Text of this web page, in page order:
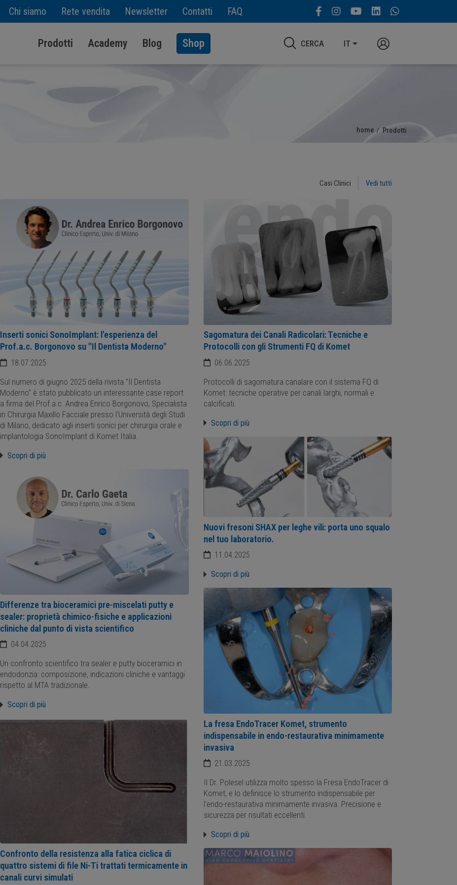
Chi siamo Rete vendita Newsletter Contatti FAQ
CERCA IT
Prodotti Academy Blog Shop
home Prodotti
Casi Clinici Vedi tutti
Inserti sonici SonoImplant: l'esperienza del
Prof.a.c. Borgonovo su "Il Dentista Moderno"
18.07.2025
Sul numero di giugno 2025 della rivista "Il Dentista
Moderno" è stato pubblicato un interessante case report
a firma del Prof.a.c. Andrea Enrico Borgonovo, Specialista
in Chirurgia Maxillo Facciale presso l’Università degli Studi
di Milano, dedicato agli inserti sonici per chirurgia orale e
implantologia SonoImplant di Komet Italia.
Scopri di più
Sagomatura dei Canali Radicolari: Tecniche e
Protocolli con gli Strumenti FQ di Komet
06.06.2025
Protocolli di sagomatura canalare con il sistema FQ di
Komet: tecniche operative per canali larghi, normali e
calcificati.
Scopri di più
Nuovi fresoni SHAX per leghe vili: porta uno squalo
nel tuo laboratorio.
11.04.2025
Scopri di più
Differenze tra bioceramici pre-miscelati putty e
sealer: proprietà chimico-fisiche e applicazioni
cliniche dal punto di vista scientifico
04.04.2025
Un confronto scientifico tra sealer e putty bioceramici in
endodonzia: composizione, indicazioni cliniche e vantaggi
rispetto al MTA tradizionale.
Scopri di più
La fresa EndoTracer Komet, strumento
indispensabile in endo-restaurativa minimamente
invasiva
21.03.2025
Il Dr. Polesel utilizza molto spesso la Fresa EndoTracer di
Komet, e lo definisce lo strumento indispensabile per
l’endo-restaurativa minimamente invasiva. Precisione e
sicurezza per risultati eccellenti.
Scopri di più
Confronto della resistenza alla fatica ciclica di
quattro sistemi di file Ni-Ti trattati termicamente in
canali curvi simulati